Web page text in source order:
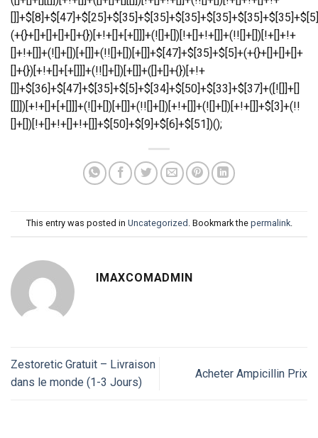
This entry was posted in Uncategorized . Bookmark the permalink.
IMAXCOMADMIN
Zestoretic Gratuit – Livraison
dans le monde (1-3 Jours)
Acheter Ampicillin Prix